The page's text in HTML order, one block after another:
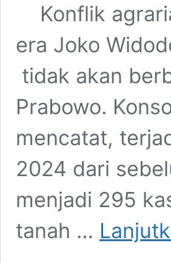
Konflik
era Joko
tidak akan
Prabowo.
mencatat,
2024 dari
menjadi 295
tanah …